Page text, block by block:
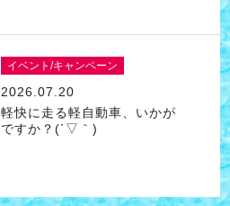
イベント/キャンペーン
2026.07.20
軽快に走る軽自動車、いかが
ですか？(´▽｀)